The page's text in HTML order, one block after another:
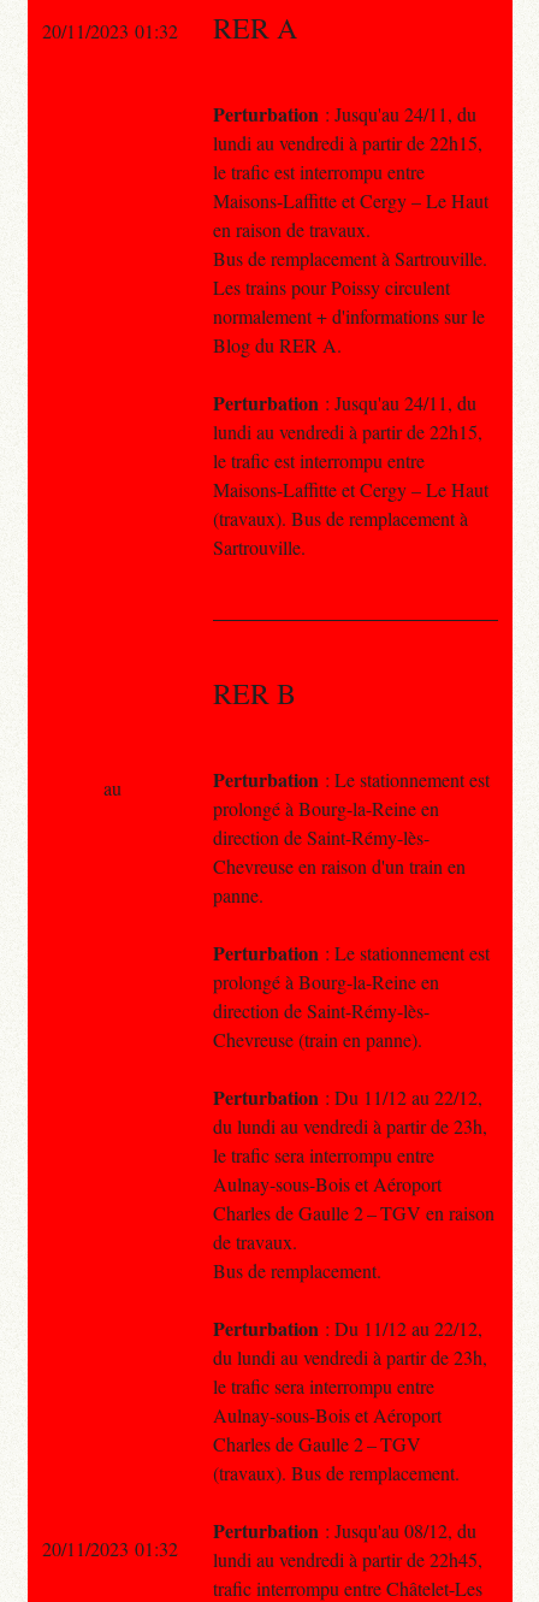
20/11/2023 01:32 RER A
Perturbation : Jusqu'au 24/11, du
lundi au vendredi à partir de 22h15,
le trafic est interrompu entre
Maisons-Laffitte et Cergy – Le Haut
en raison de travaux.
Bus de remplacement à Sartrouville.
Les trains pour Poissy circulent
normalement + d'informations sur le
Blog du RER A.
Perturbation : Jusqu'au 24/11, du
lundi au vendredi à partir de 22h15,
le trafic est interrompu entre
Maisons-Laffitte et Cergy – Le Haut
(travaux). Bus de remplacement à
Sartrouville.
RER B
Perturbation : Le stationnement est
prolongé à Bourg-la-Reine en
direction de Saint-Rémy-lès-
Chevreuse en raison d'un train en
panne.
Perturbation : Le stationnement est
prolongé à Bourg-la-Reine en
direction de Saint-Rémy-lès-
Chevreuse (train en panne).
Perturbation : Du 11/12 au 22/12,
du lundi au vendredi à partir de 23h,
le trafic sera interrompu entre
Aulnay-sous-Bois et Aéroport
Charles de Gaulle 2 – TGV en raison
de travaux.
Bus de remplacement.
Perturbation : Du 11/12 au 22/12,
du lundi au vendredi à partir de 23h,
le trafic sera interrompu entre
Aulnay-sous-Bois et Aéroport
Charles de Gaulle 2 – TGV
(travaux). Bus de remplacement.
Perturbation : Jusqu'au 08/12, du
lundi au vendredi à partir de 22h45,
trafic interrompu entre Châtelet-Les
au
20/11/2023 01:32